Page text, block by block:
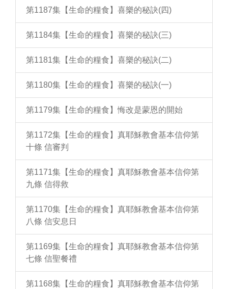
第1187集【生命的糧食】喜樂的秘訣(四)
第1184集【生命的糧食】喜樂的秘訣(三)
第1181集【生命的糧食】喜樂的秘訣(二)
第1180集【生命的糧食】喜樂的秘訣(一)
第1179集【生命的糧食】悔改是蒙恩的開始
第1172集【生命的糧食】真耶穌教會基本信仰第
十條 信審判
第1171集【生命的糧食】真耶穌教會基本信仰第
九條 信得救
第1170集【生命的糧食】真耶穌教會基本信仰第
八條 信安息日
第1169集【生命的糧食】真耶穌教會基本信仰第
七條 信聖餐禮
第1168集【生命的糧食】真耶穌教會基本信仰第